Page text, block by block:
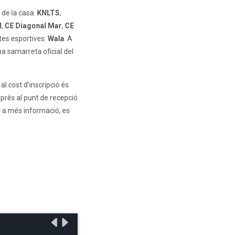
la casa. KNLTS,
, CE Diagonal Mar, CE
esportives: Wala . A
samarreta oficial del
cost d’inscripció és
al punt de recepció
a més informació, es